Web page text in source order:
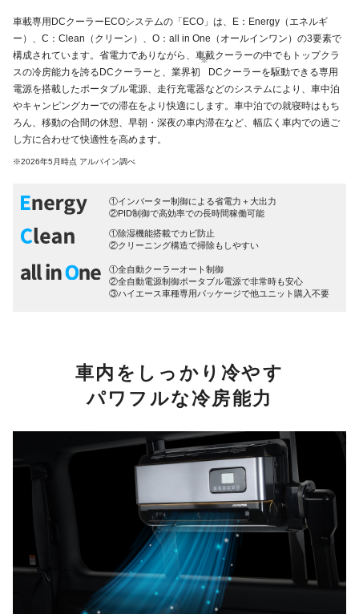
車載専用DCクーラーECOシステムの「ECO」は、E：Energy（エネルギ
ー）、C：Clean（クリーン）、O：all in One（オールインワン）の3要素で
構成されています。省電力でありながら、車載クーラーの中でもトップクラ
スの冷房能力を誇るDCクーラーと、業界初
※
DCクーラーを駆動できる専用
電源を搭載したポータブル電源、走行充電器などのシステムにより、車中泊
やキャンピングカーでの滞在をより快適にします。車中泊での就寝時はもち
ろん、移動の合間の休憩、早朝・深夜の車内滞在など、幅広く車内での過ご
し方に合わせて快適性を高めます。
※2026年5月時点 アルパイン調べ
①インバーター制御による省電力＋大出力
②PID制御で高効率での長時間稼働可能
①除湿機能搭載でカビ防止
②クリーニング構造で掃除もしやすい
①全自動クーラーオート制御
②全自動電源制御ポータブル電源で非常時も安心
③ハイエース車種専用パッケージで他ユニット購入不要
車内をしっかり冷やす
パワフルな冷房能力